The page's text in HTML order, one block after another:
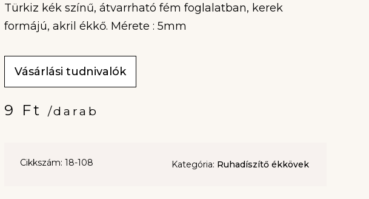
Türkiz kék színű, átvarrható fém foglalatban, kerek
formájú, akril ékkő. Mérete : 5mm
Vásárlási tudnivalók
9 Ft /darab
Cikkszám: 18-108 Kategória: Ruhadíszítő ékkövek